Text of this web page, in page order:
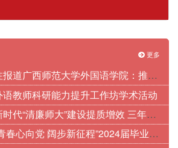
更多
《光明日报》关注报道广西师范大学外国语学院：推动中华优秀传统文化国际化传播
教师科研能力提升工作坊学术活动
外国语学院召开新时代“清廉师大”建设提质增效 三年行动部署会
外国语学院召开“青春心向党 阔步新征程”2024届毕业生党员座谈会